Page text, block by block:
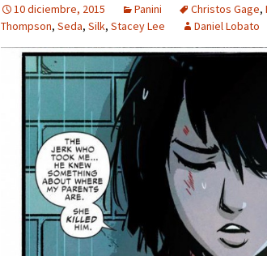
10 diciembre, 2015 Panini Christos Gage,
Thompson, Seda, Silk, Stacey Lee Daniel Lobato